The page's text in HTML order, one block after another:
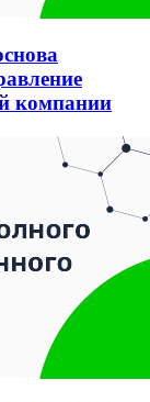
компании